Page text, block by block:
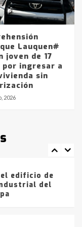
Lauquen#
joven de 17
por ingresar a
sin
2026
en
Axion
Bahía
vendrá
en gran parte
en la
el edificio de
del